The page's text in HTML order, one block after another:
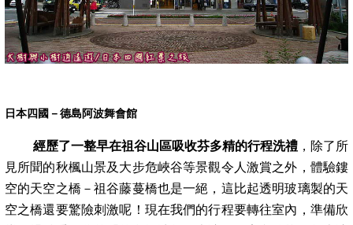
日本四國－德島阿波舞會館
經歷了一整早在祖谷山區吸收芬多精的行程洗禮 ，除了所
見所聞的秋楓山景及大步危峽谷等景觀令人激賞之外，體驗鏤
空的天空之橋－祖谷藤蔓橋也是一絕，這比起透明玻璃製的天
空之橋還要驚險刺激呢！ 現在我們的行程要轉往室內，準備欣